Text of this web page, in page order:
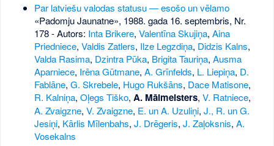
Par latviešu valodas statusu — esošo un vēlamo
«Padomju Jaunatne», 1988. gada 16. septembris, Nr.
178- Autors: Inta Brikere, Valentīna Skujiņa, Aina
Priedniece, Valdis Zatlers, Ilze Legzdiņa, Didzis Kalns,
Valda Rasima, Dzintra Pūka, Brigita Tauriņa, Ausma
Aparniece, Irēna Gūtmane, A. Grīnfelds, L. Liepiņa, D.
Fablāne, G. Skrebele, Hugo Rukšāns, Dace Matisone,
R. Kalniņa, Oļegs Tiško, A. Mālmeisters, V. Ratniece,
A. Zvaigzne, V. Zvaigzne, E. un A. Uzuliņi, J., R. un G.
Jesiņi, Kārlis Mīlenbahs, J. Drēgeris, J. Zaļoksnis, A.
Vosekalns